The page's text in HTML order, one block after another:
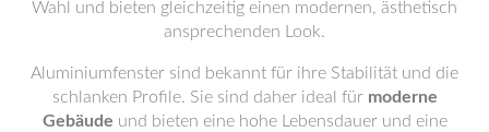
Wahl und bieten gleichzeitig einen modernen, ästhetisch
ansprechenden Look.
Aluminiumfenster sind bekannt für ihre Stabilität und die
schlanken Profile. Sie sind daher ideal für moderne
Gebäude und bieten eine hohe Lebensdauer und eine